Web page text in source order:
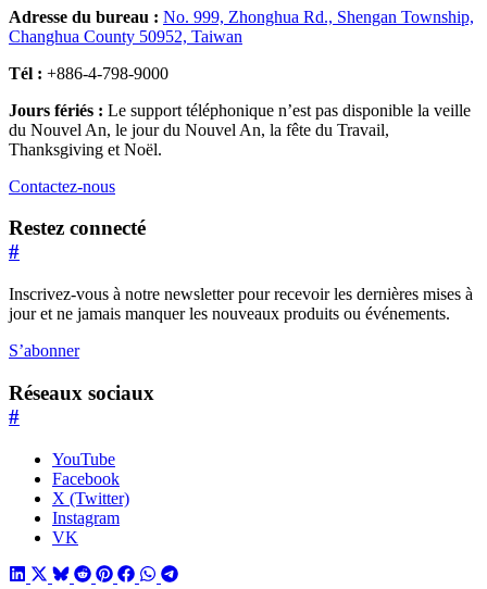
Adresse du bureau : No. 999, Zhonghua Rd., Shengan Township,
Changhua County 50952, Taiwan
Tél : +886-4-798-9000
Jours fériés : Le support téléphonique n’est pas disponible la veille
du Nouvel An, le jour du Nouvel An, la fête du Travail,
Thanksgiving et Noël.
Contactez-nous
Restez connecté
#
Inscrivez-vous à notre newsletter pour recevoir les dernières mises à
jour et ne jamais manquer les nouveaux produits ou événements.
S’abonner
Réseaux sociaux
#
YouTube
Facebook
X (Twitter)
Instagram
VK